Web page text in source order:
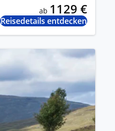
ab 1129 €
Reisedetails entdecken